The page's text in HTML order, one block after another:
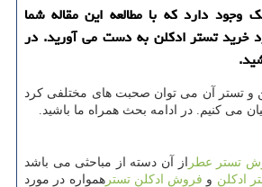
دارد كه با مطالعه این مقاله شما
خرید تستر ادكلن به دست می آورید. در
و تستر آن می توان صحبت های مختلفی كرد
می كنیم. در ادامه بحث همراه ما باشید.
تستر عطر از آن دسته از مباحثی می باشد
ادکلن و فروش ادکلن تسترهمواره در مورد